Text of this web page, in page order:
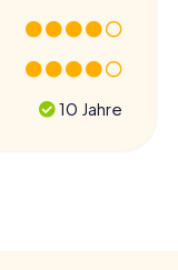
10 Jahre